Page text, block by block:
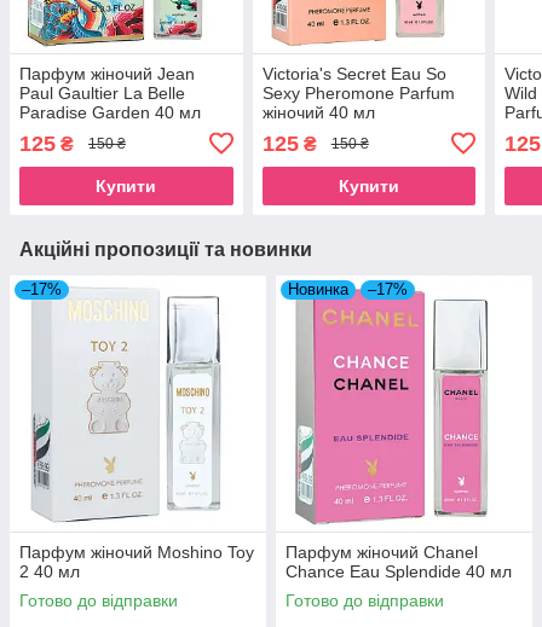
Парфум жіночий Jean
Paul Gaultier La Belle
Paradise Garden 40 мл
125 ₴ 150 ₴
Купити
Victoria's Secret Eau So
Sexy Pheromone Parfum
жіночий 40 мл
125₴ 150 ₴
Купити
Wild
125
Акційні пропозиції та новинки
–17%
Парфум жіночий Moshino Toy
2 40 мл
Готово до відправки
Новинка –17%
Парфум жіночий Chanel
Chance Eau Splendide 40 мл
Готово до відправки